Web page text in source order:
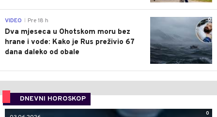
0
VIDEO Pre 18 h
Dva mjeseca u Ohotskom moru bez
hrane i vode: Kako je Rus preživio 67
dana daleko od obale
DNEVNI HOROSKOP
0